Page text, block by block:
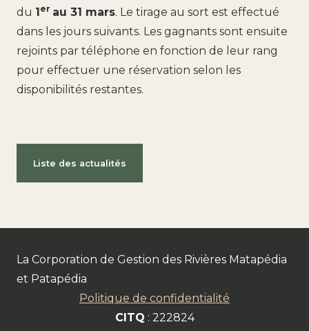
du 1er au 31 mars. Le tirage au sort est effectué
dans les jours suivants. Les gagnants sont ensuite
rejoints par téléphone en fonction de leur rang
pour effectuer une réservation selon les
disponibilités restantes.
Liste des actualités
La Corporation de Gestion des Rivières Matapédia
et Patapédia
Politique de confidentialité
CITQ : 222824